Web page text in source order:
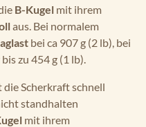
B-Kugel mit ihrem
aus. Bei normalem
bei ca 907 g (2 lb), bei
zu 454 g (1 lb).
Scherkraft schnell
standhalten
mit ihrem